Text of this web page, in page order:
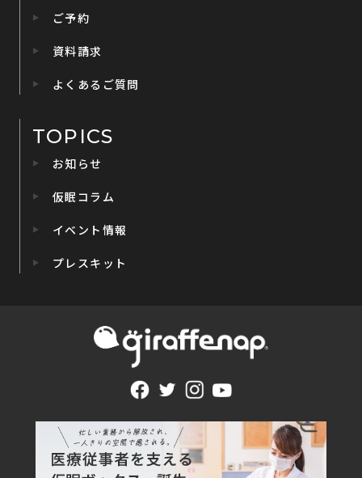
ご予約
資料請求
よくあるご質問
TOPICS
お知らせ
仮眠コラム
イベント情報
プレスキット